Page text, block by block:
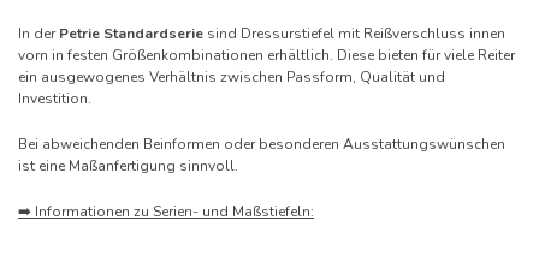
In derPetrie Standardserie sind Dressurstiefel mit Reißverschluss innen
vorn in festen Größenkombinationen erhältlich. Diese bieten für viele Reiter
ein ausgewogenes Verhältnis zwischen Passform, Qualität und
Investition.
Bei abweichenden Beinformen oder besonderen Ausstattungswünschen
ist eine Maßanfertigung sinnvoll.
➡️ Informationen zu Serien- und Maßstiefeln: